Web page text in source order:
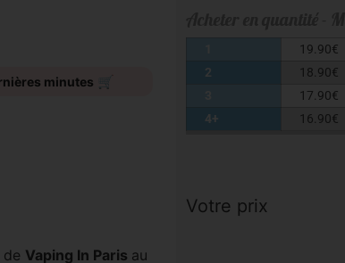
minutes 🛒
de Vaping In Paris au
19.90€
2
18.90€
17.90€
4+
16.90€
Votre prix